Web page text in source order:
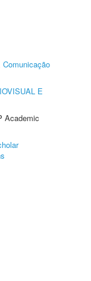
E
Academic